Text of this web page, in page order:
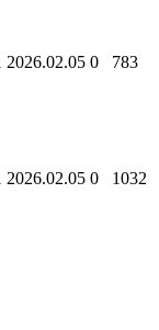
2026.02.05 0 783
2026.02.05 0 1032